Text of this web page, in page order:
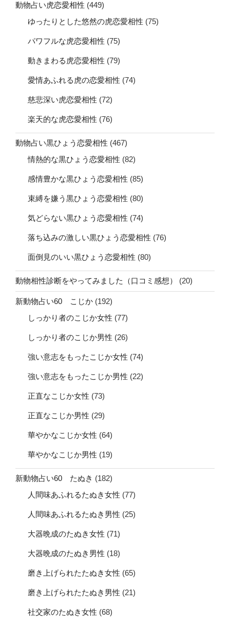
動物占い虎恋愛相性 (449)
ゆったりとした悠然の虎恋愛相性 (75)
パワフルな虎恋愛相性 (75)
動きまわる虎恋愛相性 (79)
愛情あふれる虎の恋愛相性 (74)
慈悲深い虎恋愛相性 (72)
楽天的な虎恋愛相性 (76)
動物占い黒ひょう恋愛相性 (467)
情熱的な黒ひょう恋愛相性 (82)
感情豊かな黒ひょう恋愛相性 (85)
束縛を嫌う黒ひょう恋愛相性 (80)
気どらない黒ひょう恋愛相性 (74)
落ち込みの激しい黒ひょう恋愛相性 (76)
面倒見のいい黒ひょう恋愛相性 (80)
動物相性診断をやってみました（口コミ感想） (20)
新動物占い60 こじか (192)
しっかり者のこじか女性 (77)
しっかり者のこじか男性 (26)
強い意志をもったこじか女性 (74)
強い意志をもったこじか男性 (22)
正直なこじか女性 (73)
正直なこじか男性 (29)
華やかなこじか女性 (64)
華やかなこじか男性 (19)
新動物占い60 たぬき (182)
人間味あふれるたぬき女性 (77)
人間味あふれるたぬき男性 (25)
大器晩成のたぬき女性 (71)
大器晩成のたぬき男性 (18)
磨き上げられたたぬき女性 (65)
磨き上げられたたぬき男性 (21)
社交家のたぬき女性 (68)